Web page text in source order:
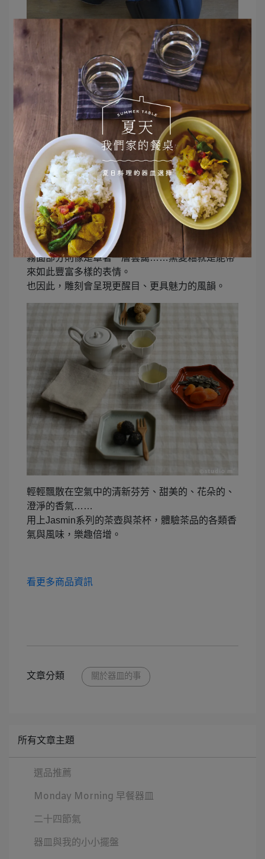
窯變釉的魅力
全系列共有兩色，是帶有現代感的窯變白與窯變
黑。
黑與白都屬於基本色系，不但容易與其他顏色的器
物搭配，也很適合各種茶類。
瓷器材質多半讓人有均質的印象，
但這個系列使用了「窯變釉」——於窯中燒製後會
出現變化的釉藥。
每一件器皿的釉彩變化、流向都會產生不同的個
性。
釉藥在堆積的部分會出現閃亮的結晶或光澤，
霧面部分則像是罩著一層雲靄……窯變釉就是能帶
來如此豐富多樣的表情。
也因此，雕刻會呈現更醒目、更具魅力的風韻。
輕輕飄散在空氣中的清新芬芳、甜美的、花朵的、
澄淨的香氣……
用上Jasmin系列的茶壺與茶杯，體驗茶品的各類香
氣與風味，樂趣倍增。
看更多商品資訊
文章分類 關於器皿的事
所有文章主題
選品推薦
Monday Morning 早餐器皿
二十四節氣
器皿與我的小小擺盤